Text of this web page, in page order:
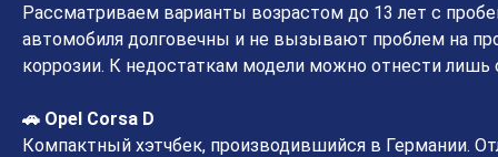
Рассматриваем варианты возрастом до 13 лет с
автомобиля долговечны и не вызывают проблем на
коррозии. К недостаткам модели можно отнести
🚗 Opel Corsa D
Компактный хэтчбек, производившийся в Германии.